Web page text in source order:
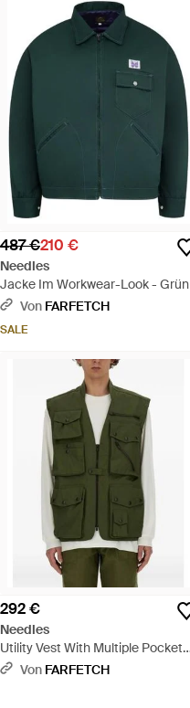
487 €210 €
Needles
Jacke Im Workwear-Look - Grün
Von FARFETCH
SALE
292 €
Needles
Utility Vest With Multiple Pockets
And Zip Closure - Grün
Von FARFETCH